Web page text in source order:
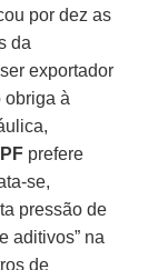
por dez as
da
exportador
obriga à
prefere
se,
pressão de
aditivos” na
de